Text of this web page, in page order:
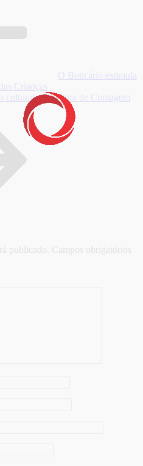
O Boticário estimula
Crianças
cultural: Prefeitura de Contagem
publicado. Campos obrigatórios